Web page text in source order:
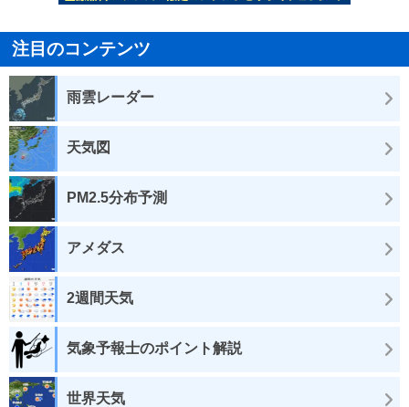
注目のコンテンツ
雨雲レーダー
天気図
PM2.5分布予測
アメダス
2週間天気
気象予報士のポイント解説
世界天気